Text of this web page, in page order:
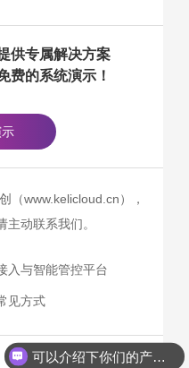
供专属解决方案
费的系统演示！
（www.kelicloud.cn），
动联系我们。
入与智能管控平台
见方式
可以介绍下你们的产品么